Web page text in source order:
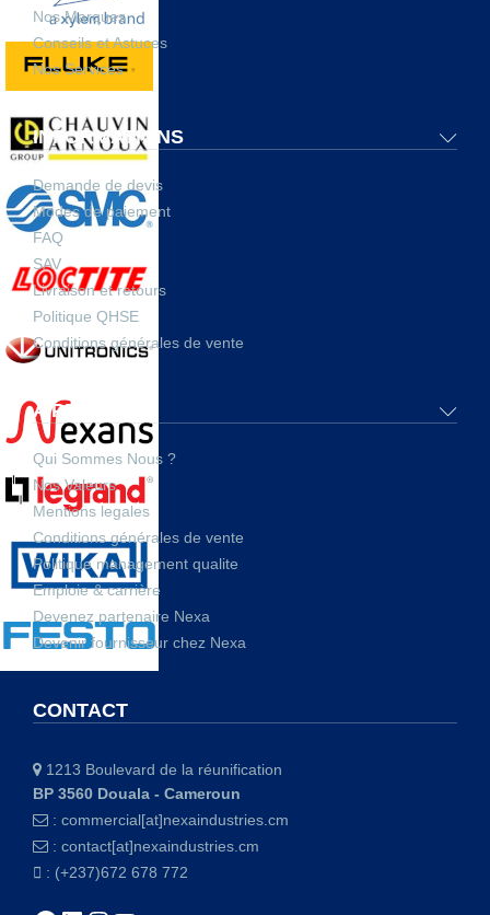
Nos Marques
Conseils et Astuces
Nos Services
INFORMATIONS
Demande de devis
Modes de paiement
FAQ
SAV
Livraison et retours
Politique QHSE
Conditions générales de vente
A PROPOS
Qui Sommes Nous ?
Nos Valeurs
Mentions legales
Conditions générales de vente
Politique management qualite
Emploie & carrière
Devenez partenaire Nexa
Devenir fournisseur chez Nexa
CONTACT
1213 Boulevard de la réunification
BP 3560 Douala - Cameroun
: commercial[at]nexaindustries.cm
: contact[at]nexaindustries.cm
: (+237)672 678 772